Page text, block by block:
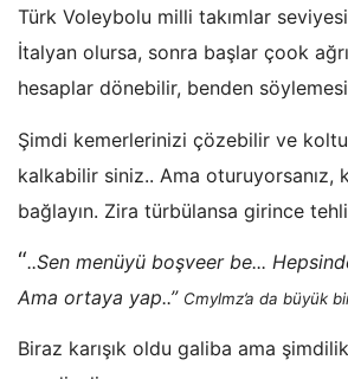
Türk Voleybolu milli takımlar
İtalyan olursa, sonra başlar çook
hesaplar dönebilir, benden
Şimdi kemerlerinizi çözebilir ve
kalkabilir siniz.. Ama oturuyorsanız,
bağlayın. Zira türbülansa girince
“..Sen menüyü boşveer be...
Ama ortaya yap..” Cmylmz’a da büyük
Biraz karışık oldu galiba ama